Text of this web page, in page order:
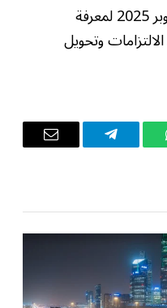
يُنصح المتابعون مراقبة جدول أعمال المؤتمر والبيانات الرسمية التي ستصدر حتى 30 أكتوبر 2025 لمعرفة
وتحويل
تيلقرام
البريد